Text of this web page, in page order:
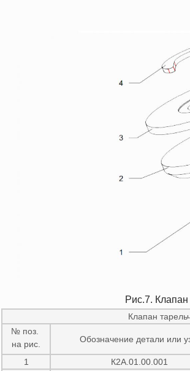
Рис.7.
Клапан
№ поз.
на рис.
Обозначение детали или
1
К2А.01.00.001